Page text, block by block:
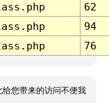
62
94
76
您带来的访问不便我